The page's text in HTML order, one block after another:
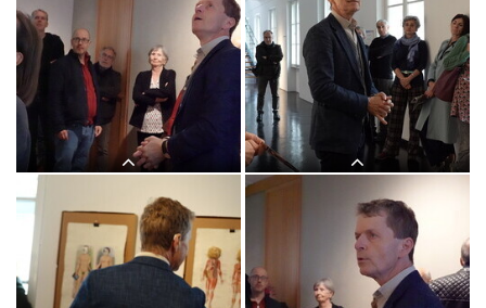
"Letzte Dinge": 3. Themenführung mit
"Letzte Dinge": 3. Themenführung mit